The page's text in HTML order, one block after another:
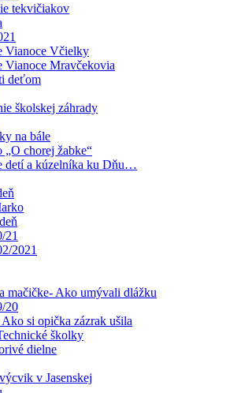
tekvičiakov
Vianoce Včielky
Vianoce Mravčekovia
deťom
školskej záhrady
na bále
chorej žabke“
detí a kúzelníka ku Dňu…
21
2021
mačičke- Ako umývali dlážku
20
si opička zázrak ušila
školky
dielne
v Jasenskej